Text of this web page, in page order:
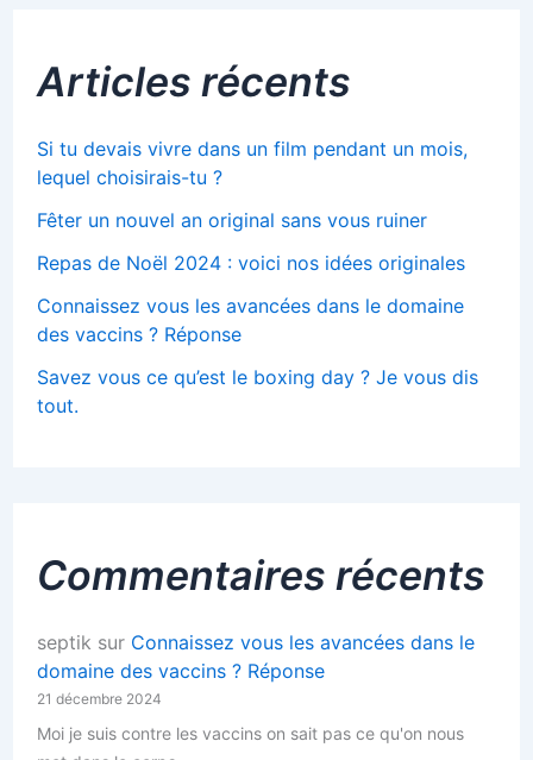
Articles récents
Si tu devais vivre dans un film pendant un mois,
lequel choisirais-tu ?
Fêter un nouvel an original sans vous ruiner
Repas de Noël 2024 : voici nos idées originales
Connaissez vous les avancées dans le domaine
des vaccins ? Réponse
Savez vous ce qu’est le boxing day ? Je vous dis
tout.
Commentaires récents
septik sur Connaissez vous les avancées dans le
domaine des vaccins ? Réponse
21 décembre 2024
Moi je suis contre les vaccins on sait pas ce qu'on nous